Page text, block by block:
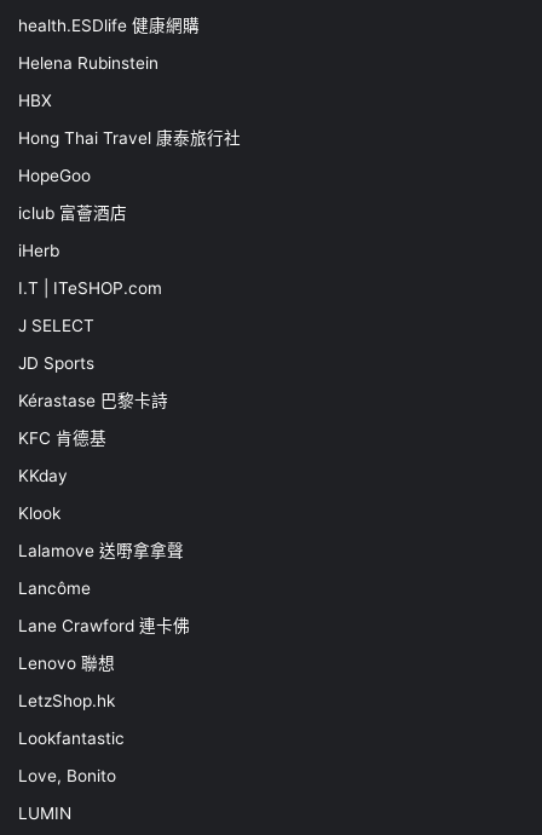
health.ESDlife 健康網購
Helena Rubinstein
HBX
Hong Thai Travel 康泰旅行社
HopeGoo
iclub 富薈酒店
iHerb
I.T | ITeSHOP.com
J SELECT
JD Sports
Kérastase 巴黎卡詩
KFC 肯德基
KKday
Klook
Lalamove 送嘢拿拿聲
Lancôme
Lane Crawford 連卡佛
Lenovo 聯想
LetzShop.hk
Lookfantastic
Love, Bonito
LUMIN